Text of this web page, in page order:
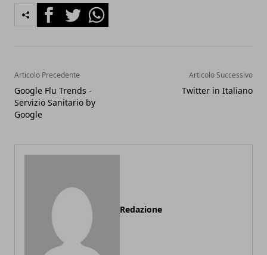
FacebookTwitterWhatsapp
Articolo Precedente
Google Flu Trends -
Servizio Sanitario by
Google
Articolo Successivo
Twitter in Italiano
Redazione